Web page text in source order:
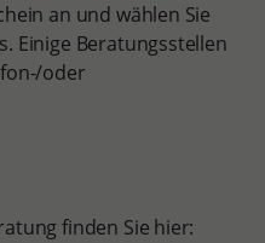
an und wählen Sie
Einige Beratungsstellen
oder
finden Sie hier: